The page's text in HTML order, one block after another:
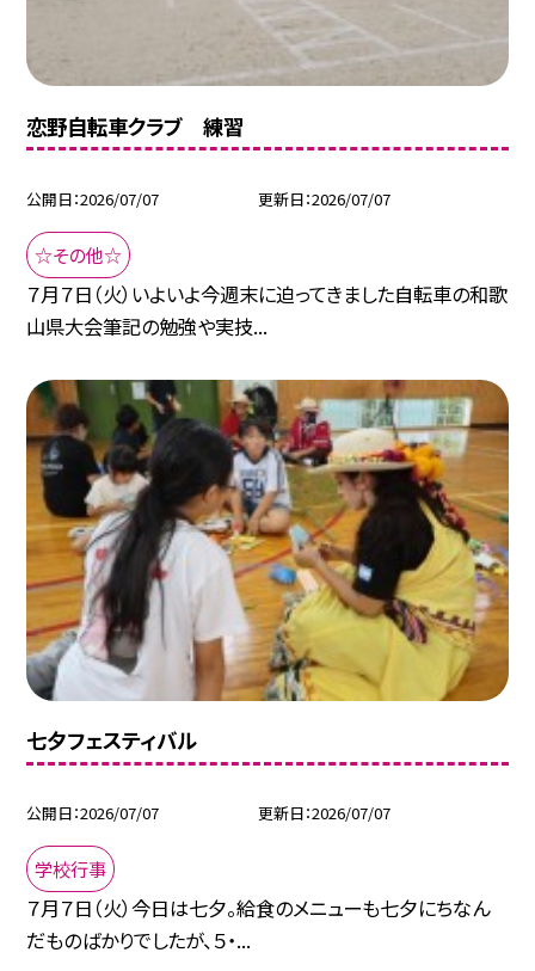
恋野自転車クラブ 練習
公開日 2026/07/07 更新日 2026/07/07
☆その他☆
７月７日（火）いよいよ今週末に迫ってきました自転車の和歌
山県大会筆記の勉強や実技...
七夕フェスティバル
公開日 2026/07/07 更新日 2026/07/07
学校行事
７月７日（火）今日は七夕。給食のメニューも七夕にちなん
だものばかりでしたが、５・...